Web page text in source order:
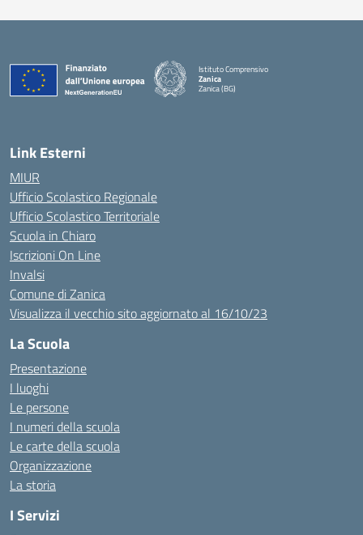
Istituto Comprensivo
Zanica
Zanica (BG)
Link Esterni
MIUR
Ufficio Scolastico Regionale
Ufficio Scolastico Territoriale
Scuola in Chiaro
Iscrizioni On Line
Invalsi
Comune di Zanica
Visualizza il vecchio sito aggiornato al 16/10/23
La Scuola
Presentazione
I luoghi
Le persone
I numeri della scuola
Le carte della scuola
Organizzazione
La storia
I Servizi